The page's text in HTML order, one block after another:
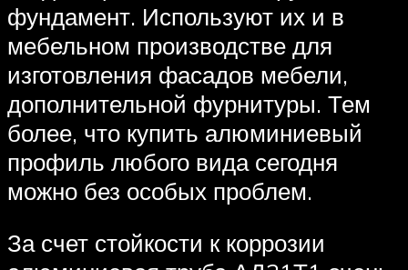
фундамент. Используют их и в
мебельном производстве для
изготовления фасадов мебели,
дополнительной фурнитуры. Тем
более, что купить алюминиевый
профиль любого вида сегодня
можно без особых проблем.
За счет стойкости к коррозии